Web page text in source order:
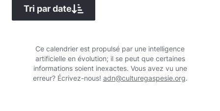
Tri par date
Ce calendrier est propulsé par une intelligence
artificielle en évolution; il se peut que certaines
informations soient inexactes. Vous avez vu une
erreur? Écrivez-nous! adn@culturegaspesie.org.